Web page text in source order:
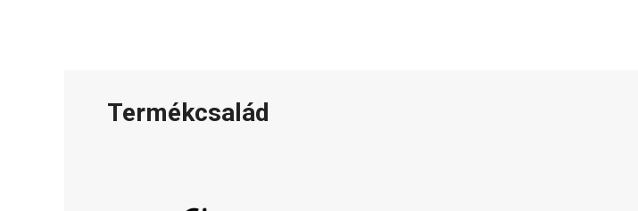
Termékcsalád